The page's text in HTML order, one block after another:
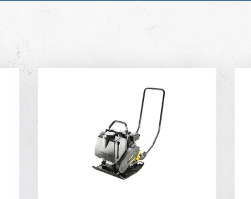
80 KG TRILPLAAT
DAGPRIJS
DAGPRIJS PER WEEK
DAGPRIJS PER MAAND